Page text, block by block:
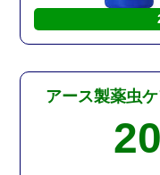
アース製薬虫